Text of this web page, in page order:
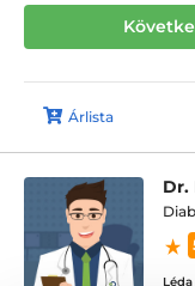
Árlista
Dr.